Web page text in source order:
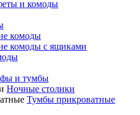
и комоды
комоды
комоды с ящиками
и тумбы
Ночные столики
Тумбы прикроватные